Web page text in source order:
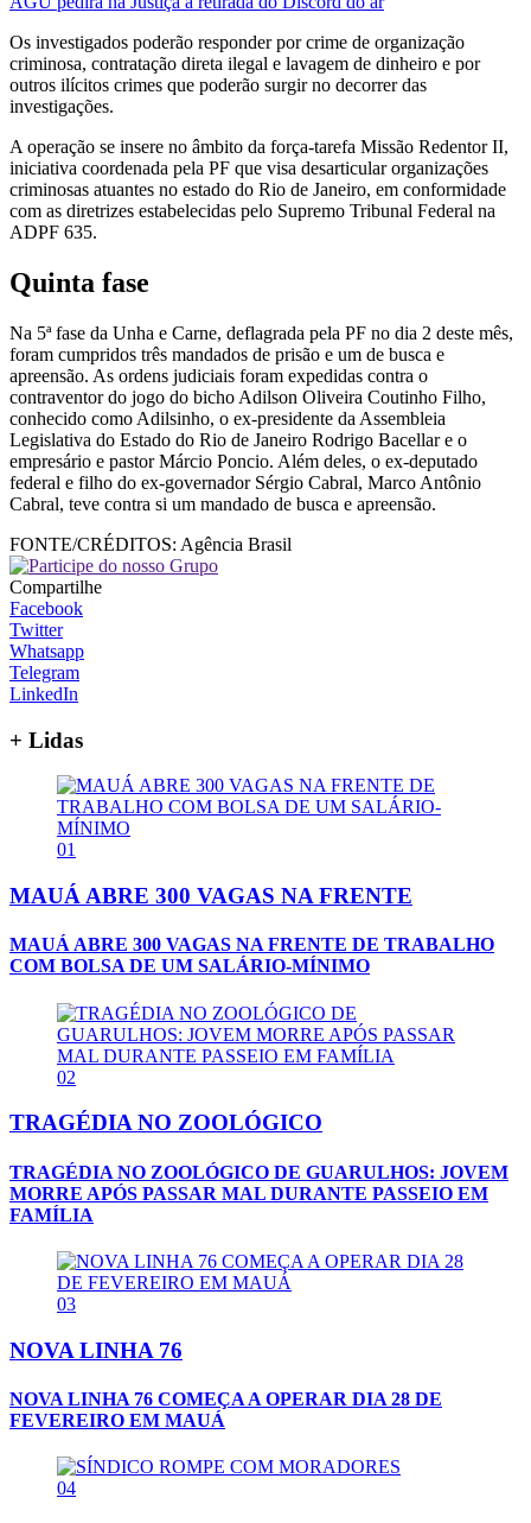
Os investigados poderão responder por crime de organização
criminosa, contratação direta ilegal e lavagem de dinheiro e por
outros ilícitos crimes que poderão surgir no decorrer das
investigações.
A operação se insere no âmbito da força-tarefa Missão Redentor II,
iniciativa coordenada pela PF que visa desarticular organizações
criminosas atuantes no estado do Rio de Janeiro, em conformidade
com as diretrizes estabelecidas pelo Supremo Tribunal Federal na
ADPF 635.
Quinta fase
Na 5ª fase da Unha e Carne, deflagrada pela PF no dia 2 deste mês,
foram cumpridos três mandados de prisão e um de busca e
apreensão. As ordens judiciais foram expedidas contra o
contraventor do jogo do bicho Adilson Oliveira Coutinho Filho,
conhecido como Adilsinho, o ex-presidente da Assembleia
Legislativa do Estado do Rio de Janeiro Rodrigo Bacellar e o
empresário e pastor Márcio Poncio. Além deles, o ex-deputado
federal e filho do ex-governador Sérgio Cabral, Marco Antônio
Cabral, teve contra si um mandado de busca e apreensão.
FONTE/CRÉDITOS: Agência Brasil
Compartilhe
Facebook
Twitter
Whatsapp
Telegram
LinkedIn
+ Lidas
01
MAUÁ ABRE 300 VAGAS NA FRENTE
MAUÁ ABRE 300 VAGAS NA FRENTE DE TRABALHO
COM BOLSA DE UM SALÁRIO-MÍNIMO
02
TRAGÉDIA NO ZOOLÓGICO
TRAGÉDIA NO ZOOLÓGICO DE GUARULHOS: JOVEM
MORRE APÓS PASSAR MAL DURANTE PASSEIO EM
FAMÍLIA
03
NOVA LINHA 76
NOVA LINHA 76 COMEÇA A OPERAR DIA 28 DE
FEVEREIRO EM MAUÁ
04